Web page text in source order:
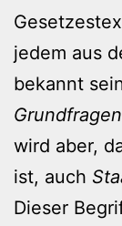
jedem aus
bekannt
wird aber,
ist, auch
Dieser